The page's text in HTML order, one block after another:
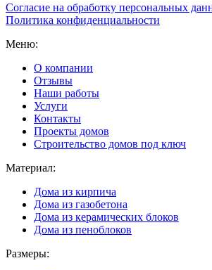
Согласие на обработку персональных
Политика конфиденциальности
Меню:
О компании
Отзывы
Наши работы
Услуги
Контакты
Проекты домов
Строительство домов под ключ
Материал:
Дома из кирпича
Дома из газобетона
Дома из керамических блоков
Дома из пеноблоков
Размеры: